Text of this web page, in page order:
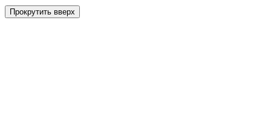
Прокрутить вверх